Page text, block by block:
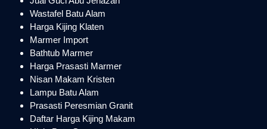
Wastafel Batu Alam
Harga Kijing Klaten
Marmer Import
Bathtub Marmer
Harga Prasasti Marmer
Nisan Makam Kristen
Lampu Batu Alam
Prasasti Peresmian Granit
Daftar Harga Kijing Makam